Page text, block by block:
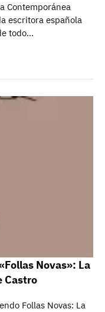
Contemporánea
escritora española
todo…
Novas»: La
Castro
Follas Novas: La